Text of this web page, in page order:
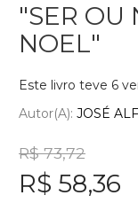
"SER OU
NOEL"
Este livro teve 6
Autor(a): JOSÉ
R$ 73,72
R$ 58,36